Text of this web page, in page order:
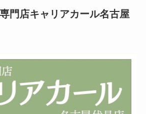
門店キャリアカール名古屋